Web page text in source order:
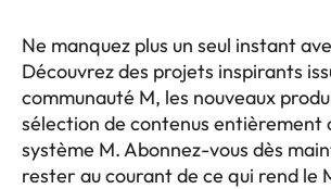
Ne manquez plus un seul instant
Découvrez des projets inspirants
communauté M, les nouveaux
sélection de contenus entièrement
système M. Abonnez-vous dès
rester au courant de ce qui rend le